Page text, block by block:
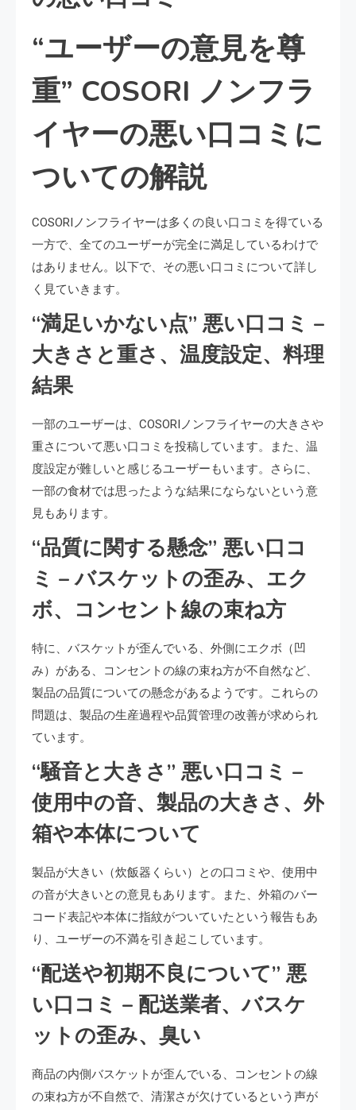
“ユーザーの意見を尊
重” COSORI ノンフラ
イヤーの悪い口コミに
ついての解説
COSORIノンフライヤーは多くの良い口コミを得ている
一方で、全てのユーザーが完全に満足しているわけで
はありません。以下で、その悪い口コミについて詳し
く見ていきます。
“満足いかない点” 悪い口コミ –
大きさと重さ、温度設定、料理
結果
一部のユーザーは、COSORIノンフライヤーの大きさや
重さについて悪い口コミを投稿しています。また、温
度設定が難しいと感じるユーザーもいます。さらに、
一部の食材では思ったような結果にならないという意
見もあります。
“品質に関する懸念” 悪い口コ
ミ – バスケットの歪み、エク
ボ、コンセント線の束ね方
特に、バスケットが歪んでいる、外側にエクボ（凹
み）がある、コンセントの線の束ね方が不自然など、
製品の品質についての懸念があるようです。これらの
問題は、製品の生産過程や品質管理の改善が求められ
ています。
“騒音と大きさ” 悪い口コミ –
使用中の音、製品の大きさ、外
箱や本体について
製品が大きい（炊飯器くらい）との口コミや、使用中
の音が大きいとの意見もあります。また、外箱のバー
コード表記や本体に指紋がついていたという報告もあ
り、ユーザーの不満を引き起こしています。
“配送や初期不良について” 悪
い口コミ – 配送業者、バスケ
ットの歪み、臭い
商品の内側バスケットが歪んでいる、コンセントの線
の束ね方が不自然で、清潔さが欠けているという声が